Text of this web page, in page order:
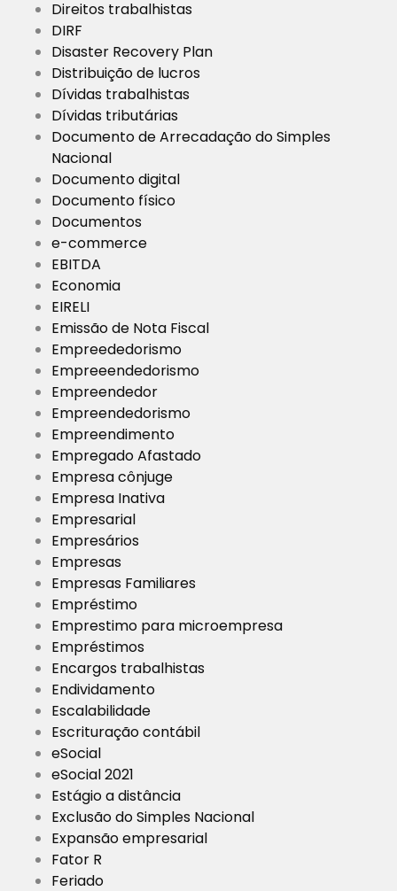
Direitos trabalhistas
DIRF
Disaster Recovery Plan
Distribuição de lucros
Dívidas trabalhistas
Dívidas tributárias
Documento de Arrecadação do Simples
Nacional
Documento digital
Documento físico
Documentos
e-commerce
EBITDA
Economia
EIRELI
Emissão de Nota Fiscal
Empreededorismo
Empreeendedorismo
Empreendedor
Empreendedorismo
Empreendimento
Empregado Afastado
Empresa cônjuge
Empresa Inativa
Empresarial
Empresários
Empresas
Empresas Familiares
Empréstimo
Emprestimo para microempresa
Empréstimos
Encargos trabalhistas
Endividamento
Escalabilidade
Escrituração contábil
eSocial
eSocial 2021
Estágio a distância
Exclusão do Simples Nacional
Expansão empresarial
Fator R
Feriado